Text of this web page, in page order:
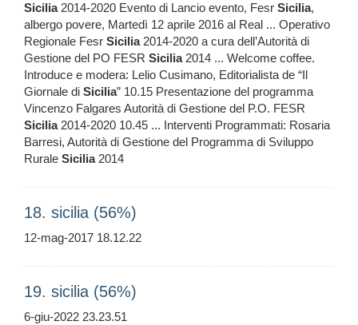
Sicilia2014-2020 Evento di Lancio evento, Fesr Sicilia,
albergo povere, Martedì 12 aprile 2016 al Real ... Operativo
Regionale Fesr Sicilia2014-2020 a cura dell’Autorità di
Gestione del PO FESR Sicilia2014 ... Welcome coffee.
Introduce e modera: Lelio Cusimano, Editorialista de “Il
Giornale di Sicilia” 10.15 Presentazione del programma
Vincenzo Falgares Autorità di Gestione del P.O. FESR
Sicilia2014-2020 10.45 ... Interventi Programmati: Rosaria
Barresi, Autorità di Gestione del Programma di Sviluppo
Rurale Sicilia2014
18. sicilia (56%)
12-mag-2017 18.12.22
19. sicilia (56%)
6-giu-2022 23.23.51